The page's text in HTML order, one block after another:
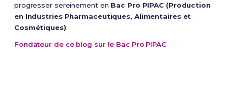
progresser sereinement en Bac Pro PIPAC (Production
en Industries Pharmaceutiques, Alimentaires et
Cosmétiques).
Fondateur de ce blog sur le Bac Pro PIPAC